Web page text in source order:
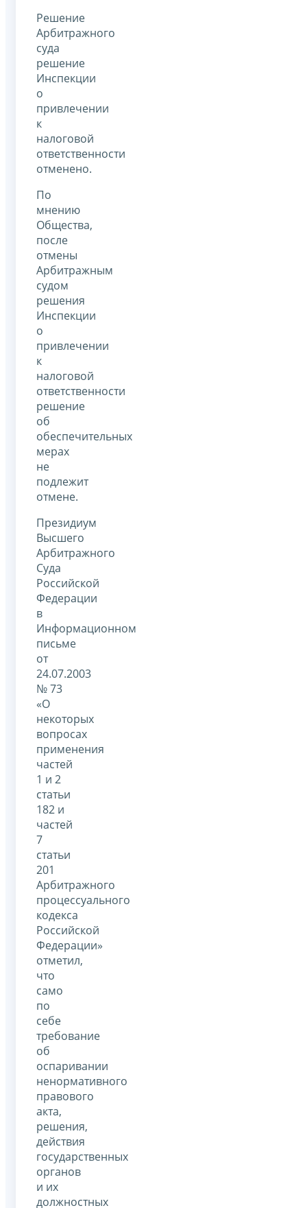
Решение
Арбитражного
суда
решение
Инспекции
о
привлечении
к
налоговой
ответственности
отменено.
По
мнению
Общества,
после
отмены
Арбитражным
судом
решения
Инспекции
о
привлечении
к
налоговой
ответственности
решение
об
обеспечительных
мерах
не
подлежит
отмене.
Президиум
Высшего
Арбитражного
Суда
Российской
Федерации
в
Информационном
письме
от
24.07.2003
№ 73
«О
некоторых
вопросах
применения
частей
1 и 2
статьи
182 и
частей
7
статьи
201
Арбитражного
процессуального
кодекса
Российской
Федерации»
отметил,
что
само
по
себе
требование
об
оспаривании
ненормативного
правового
акта,
решения,
действия
государственных
органов
и их
должностных